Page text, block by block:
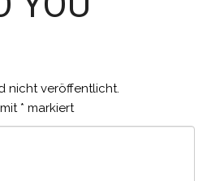
nicht veröffentlicht.
* markiert